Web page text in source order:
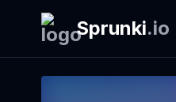
Sprunki.io